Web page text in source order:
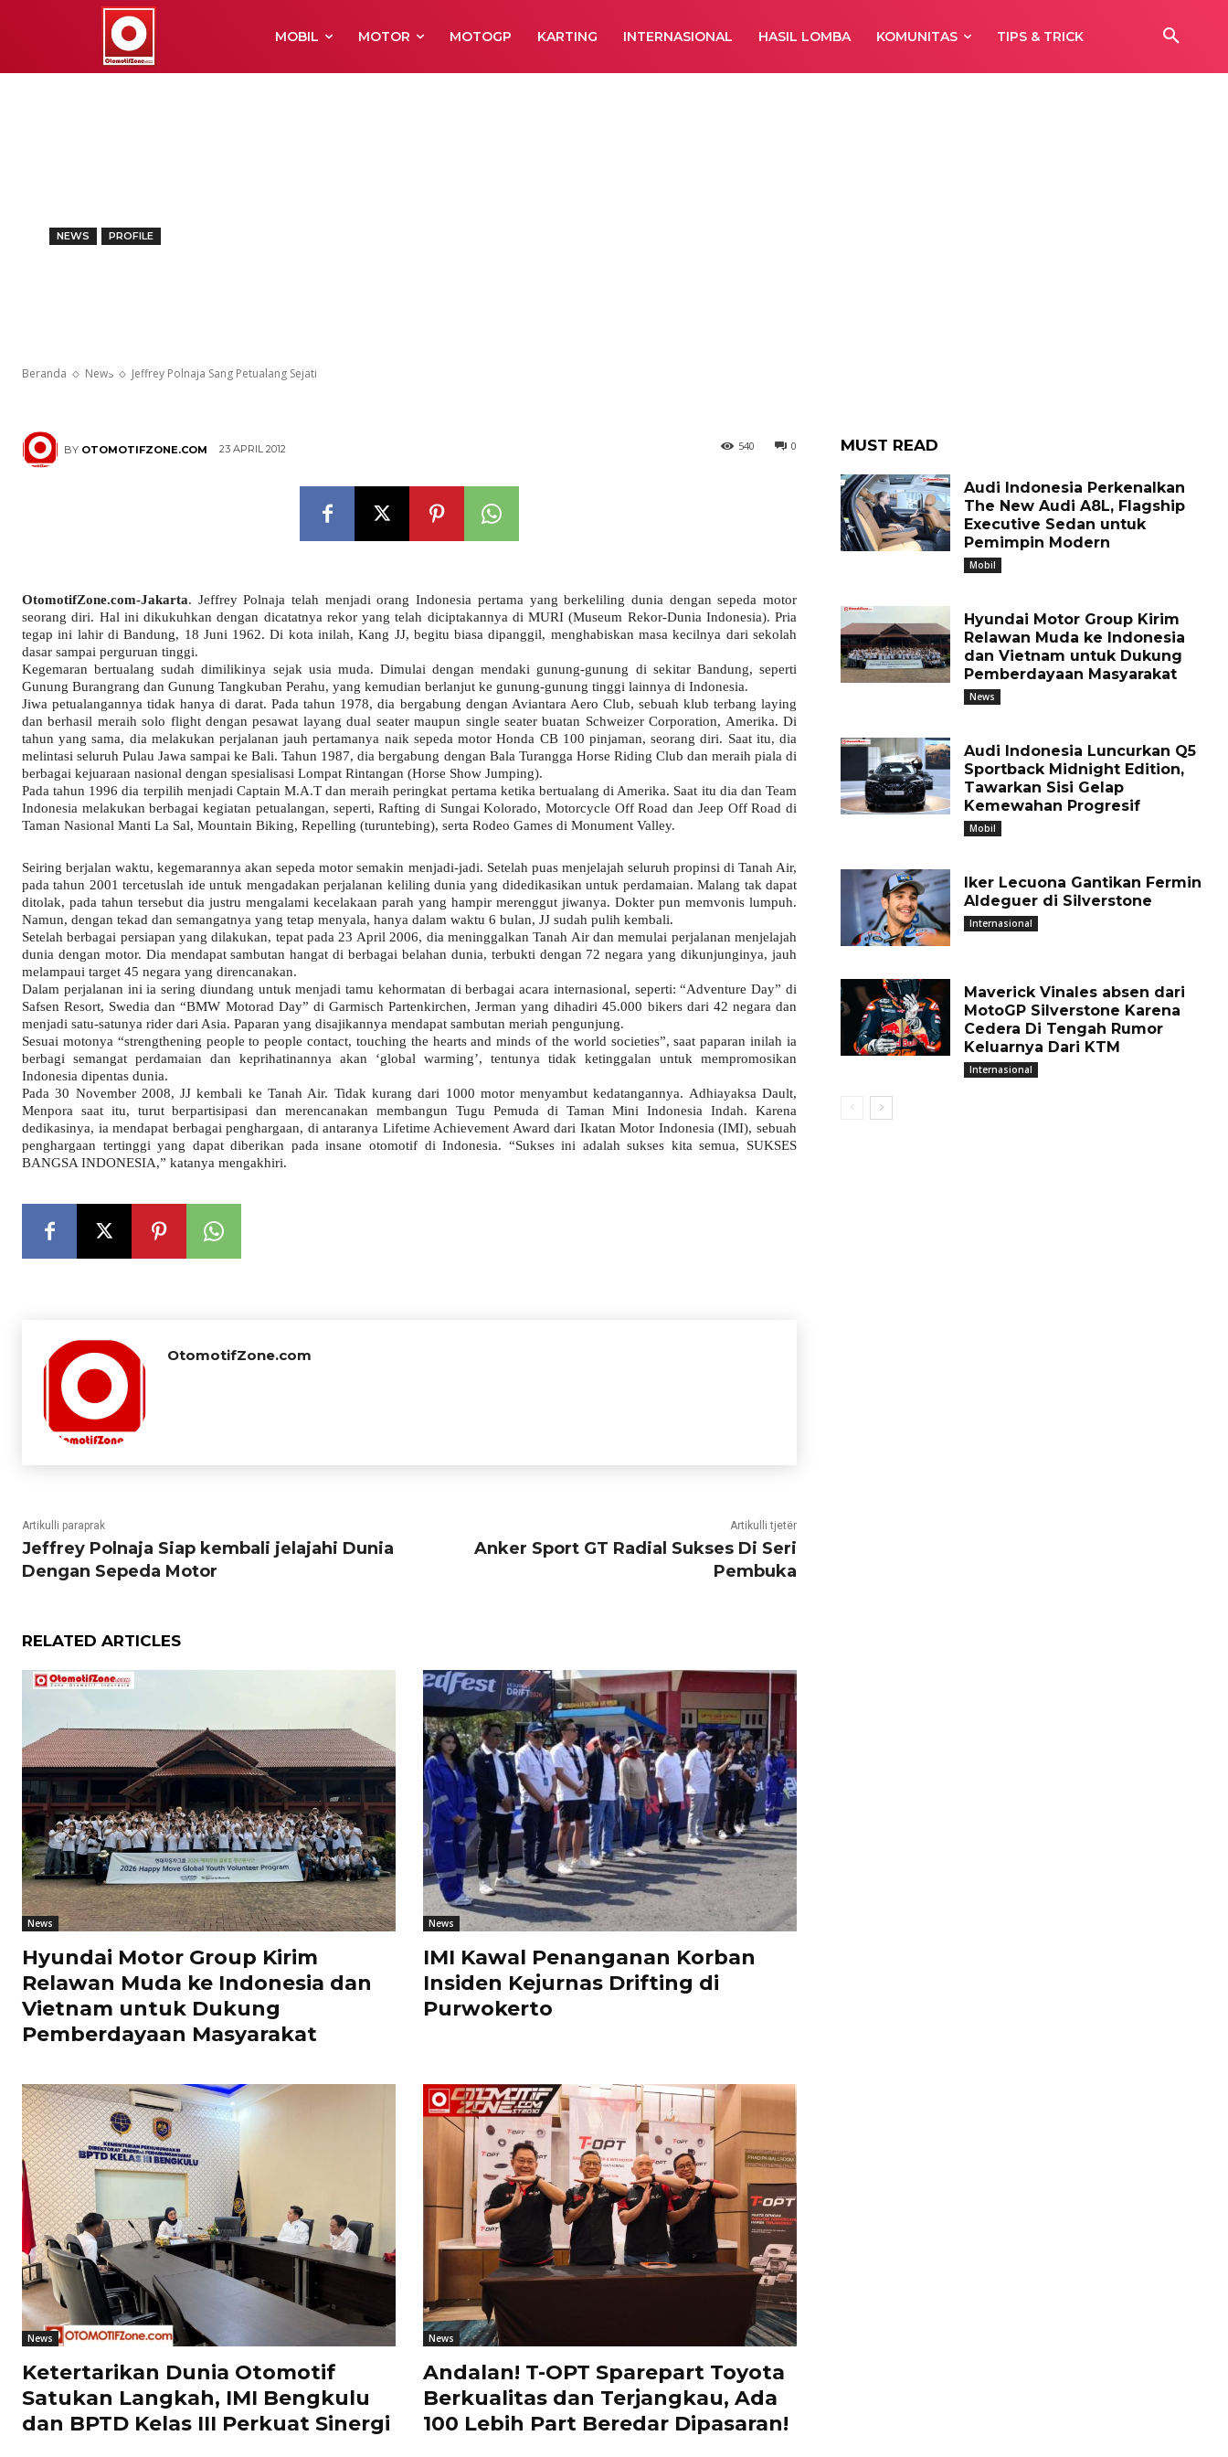
MOBIL MOTOR MOTOGP KARTING INTERNASIONAL HASIL LOMBA KOMUNITAS TIPS & TRICK
Beranda News Jeffrey Polnaja Sang Petualang Sejati
NEWS PROFILE
BY OTOMOTIFZONE.COM 23 APRIL 2012 0
540
OtomotifZone.com-Jakarta. Jeffrey Polnaja telah menjadi orang Indonesia pertama yang berkeliling dunia dengan sepeda motor
seorang diri. Hal ini dikukuhkan dengan dicatatnya rekor yang telah diciptakannya di MURI (Museum Rekor-Dunia Indonesia). Pria
tegap ini lahir di Bandung, 18 Juni 1962. Di kota inilah, Kang JJ, begitu biasa dipanggil, menghabiskan masa kecilnya dari sekolah
dasar sampai perguruan tinggi.
Kegemaran bertualang sudah dimilikinya sejak usia muda. Dimulai dengan mendaki gunung-gunung di sekitar Bandung, seperti
Gunung Burangrang dan Gunung Tangkuban Perahu, yang kemudian berlanjut ke gunung-gunung tinggi lainnya di Indonesia.
Jiwa petualangannya tidak hanya di darat. Pada tahun 1978, dia bergabung dengan Aviantara Aero Club, sebuah klub terbang laying
dan berhasil meraih solo flight dengan pesawat layang dual seater maupun single seater buatan Schweizer Corporation, Amerika. Di
tahun yang sama, dia melakukan perjalanan jauh pertamanya naik sepeda motor Honda CB 100 pinjaman, seorang diri. Saat itu, dia
melintasi seluruh Pulau Jawa sampai ke Bali. Tahun 1987, dia bergabung dengan Bala Turangga Horse Riding Club dan meraih piala di
berbagai kejuaraan nasional dengan spesialisasi Lompat Rintangan (Horse Show Jumping).
Pada tahun 1996 dia terpilih menjadi Captain M.A.T dan meraih peringkat pertama ketika bertualang di Amerika. Saat itu dia dan Team
Indonesia melakukan berbagai kegiatan petualangan, seperti, Rafting di Sungai Kolorado, Motorcycle Off Road dan Jeep Off Road di
Taman Nasional Manti La Sal, Mountain Biking, Repelling (turuntebing), serta Rodeo Games di Monument Valley.
Seiring berjalan waktu, kegemarannya akan sepeda motor semakin menjadi-jadi. Setelah puas menjelajah seluruh propinsi di Tanah Air,
pada tahun 2001 tercetuslah ide untuk mengadakan perjalanan keliling dunia yang didedikasikan untuk perdamaian. Malang tak dapat
ditolak, pada tahun tersebut dia justru mengalami kecelakaan parah yang hampir merenggut jiwanya. Dokter pun memvonis lumpuh.
Namun, dengan tekad dan semangatnya yang tetap menyala, hanya dalam waktu 6 bulan, JJ sudah pulih kembali.
Setelah berbagai persiapan yang dilakukan, tepat pada 23 April 2006, dia meninggalkan Tanah Air dan memulai perjalanan menjelajah
dunia dengan motor. Dia mendapat sambutan hangat di berbagai belahan dunia, terbukti dengan 72 negara yang dikunjunginya, jauh
melampaui target 45 negara yang direncanakan.
Dalam perjalanan ini ia sering diundang untuk menjadi tamu kehormatan di berbagai acara internasional, seperti: “Adventure Day” di
Safsen Resort, Swedia dan “BMW Motorad Day” di Garmisch Partenkirchen, Jerman yang dihadiri 45.000 bikers dari 42 negara dan
menjadi satu-satunya rider dari Asia. Paparan yang disajikannya mendapat sambutan meriah pengunjung.
Sesuai motonya “strengthening people to people contact, touching the hearts and minds of the world societies”, saat paparan inilah ia
berbagi semangat perdamaian dan keprihatinannya akan ‘global warming’, tentunya tidak ketinggalan untuk mempromosikan
Indonesia dipentas dunia.
Pada 30 November 2008, JJ kembali ke Tanah Air. Tidak kurang dari 1000 motor menyambut kedatangannya. Adhiayaksa Dault,
Menpora saat itu, turut berpartisipasi dan merencanakan membangun Tugu Pemuda di Taman Mini Indonesia Indah. Karena
dedikasinya, ia mendapat berbagai penghargaan, di antaranya Lifetime Achievement Award dari Ikatan Motor Indonesia (IMI), sebuah
penghargaan tertinggi yang dapat diberikan pada insane otomotif di Indonesia. “Sukses ini adalah sukses kita semua, SUKSES
BANGSA INDONESIA,” katanya mengakhiri.
OtomotifZone.com
Artikulli paraprak
Jeffrey Polnaja Siap kembali jelajahi Dunia
Dengan Sepeda Motor
Artikulli tjetër
Anker Sport GT Radial Sukses Di Seri
Pembuka
RELATED ARTICLES
News
Hyundai Motor Group Kirim
Relawan Muda ke Indonesia dan
Vietnam untuk Dukung
Pemberdayaan Masyarakat
News
IMI Kawal Penanganan Korban
Insiden Kejurnas Drifting di
Purwokerto
News
Ketertarikan Dunia Otomotif
Satukan Langkah, IMI Bengkulu
dan BPTD Kelas III Perkuat Sinergi
News
Andalan! T-OPT Sparepart Toyota
Berkualitas dan Terjangkau, Ada
100 Lebih Part Beredar Dipasaran!
MUST READ
Audi Indonesia Perkenalkan
The New Audi A8L, Flagship
Executive Sedan untuk
Pemimpin Modern
Mobil
Hyundai Motor Group Kirim
Relawan Muda ke Indonesia
dan Vietnam untuk Dukung
Pemberdayaan Masyarakat
News
Audi Indonesia Luncurkan Q5
Sportback Midnight Edition,
Tawarkan Sisi Gelap
Kemewahan Progresif
Mobil
Iker Lecuona Gantikan Fermin
Aldeguer di Silverstone
Internasional
Maverick Vinales absen dari
MotoGP Silverstone Karena
Cedera Di Tengah Rumor
Keluarnya Dari KTM
Internasional